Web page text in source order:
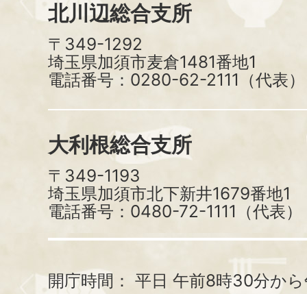
北川辺総合支所
〒349-1292
埼玉県加須市麦倉1481番地1
電話番号：0280-62-2111（代表）
大利根総合支所
〒349-1193
埼玉県加須市北下新井1679番地1
電話番号：0480-72-1111（代表）
開庁時間： 平日 午前8時30分か